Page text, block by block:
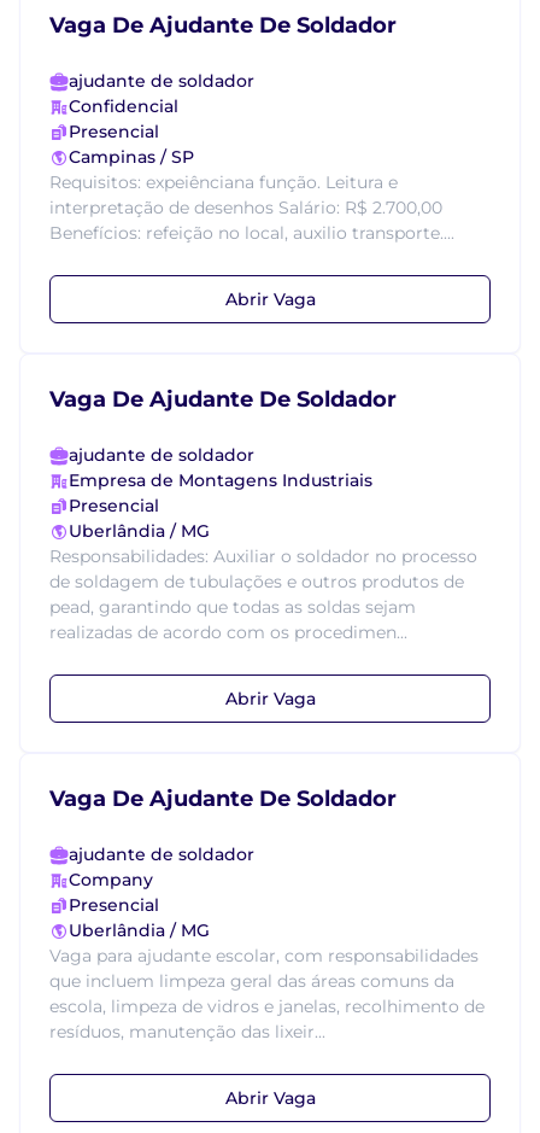
Vaga De Ajudante De Soldador
ajudante de soldador
Confidencial
Presencial
Campinas / SP
Requisitos: expeiênciana função. Leitura e
interpretação de desenhos Salário: R$ 2.700,00
Benefícios: refeição no local, auxilio transporte....
Abrir Vaga
Vaga De Ajudante De Soldador
ajudante de soldador
Empresa de Montagens Industriais
Presencial
Uberlândia / MG
Responsabilidades: Auxiliar o soldador no processo
de soldagem de tubulações e outros produtos de
pead, garantindo que todas as soldas sejam
realizadas de acordo com os procedimen...
Abrir Vaga
Vaga De Ajudante De Soldador
ajudante de soldador
Company
Presencial
Uberlândia / MG
Vaga para ajudante escolar, com responsabilidades
que incluem limpeza geral das áreas comuns da
escola, limpeza de vidros e janelas, recolhimento de
resíduos, manutenção das lixeir...
Abrir Vaga